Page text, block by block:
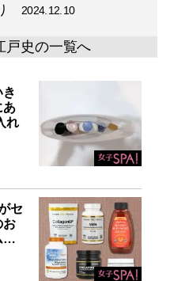
2024.12.10
戸史の一覧へ
き
あ
れ
セ
お
…